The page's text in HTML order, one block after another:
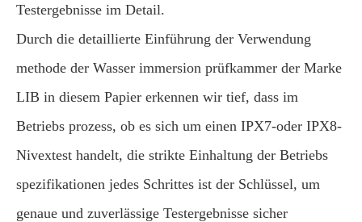
Testergebnisse im Detail.
Durch die detaillierte Einführung der Verwendung
methode der Wasser immersion prüfkammer der Marke
LIB in diesem Papier erkennen wir tief, dass im
Betriebs prozess, ob es sich um einen IPX7-oder IPX8-
Nivextest handelt, die strikte Einhaltung der Betriebs
spezifikationen jedes Schrittes ist der Schlüssel, um
genaue und zuverlässige Testergebnisse sicher